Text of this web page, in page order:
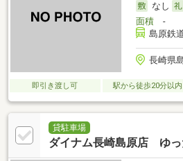
なし
面積-
島原鉄
長崎県
即引き渡し可 駅から徒歩20分以内
貸駐車場
ダイナム長崎島原店 ゆっ